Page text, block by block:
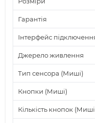
Гарантія
Інтерфейс
Джерело живлення
Тип сенсора (Миші)
Кнопки (Миші)
Кількість кнопок